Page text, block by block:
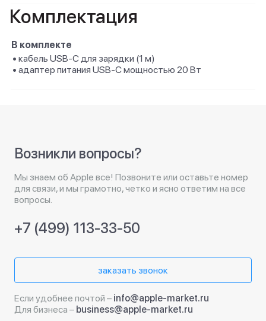
Комплектация
В комплекте
• кабель USB‑C для зарядки (1 м)
• адаптер питания USB‑C мощностью 20 Вт
Возникли вопросы?
Мы знаем об Apple все! Позвоните или оставьте номер
для связи, и мы грамотно, четко и ясно ответим на все
вопросы.
+7 (499) 113-33-50
заказать звонок
Если удобнее почтой – info@apple-market.ru
Для бизнеса – business@apple-market.ru